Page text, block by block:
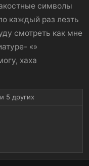
символы
каждый раз лезть
смотреть как мне
«»
хаха
и 5 других